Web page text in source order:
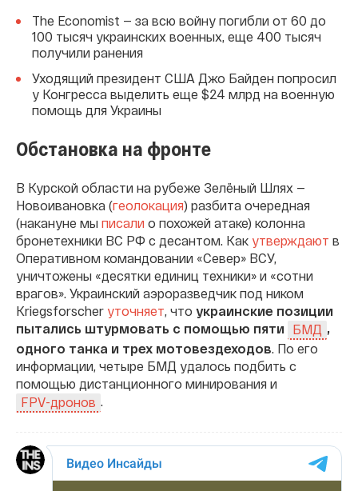
The Economist — за всю войну погибли от 60 до
100 тысяч украинских военных, еще 400 тысяч
получили ранения
Уходящий президент США Джо Байден попросил
у Конгресса выделить еще $24 млрд на военную
помощь для Украины
Обстановка на фронте
В Курской области на рубеже Зелёный Шлях —
Новоивановка (геолокация) разбита очередная
(накануне мы писали о похожей атаке) колонна
бронетехники ВС РФ с десантом. Как утверждают в
Оперативном командовании «Север» ВСУ,
уничтожены «десятки единиц техники» и «сотни
врагов». Украинский аэроразведчик под ником
Kriegsforscher уточняет, что украинские позиции
пытались штурмовать с помощью пяти
БМД ,
одного танка и трех мотовездеходов . По его
информации, четыре БМД удалось подбить с
помощью дистанционного минирования и
FPV-дронов